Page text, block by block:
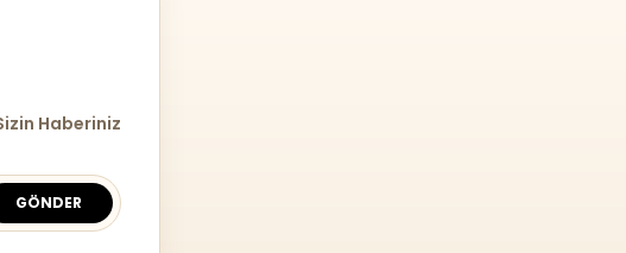
Haberiniz
GÖNDER